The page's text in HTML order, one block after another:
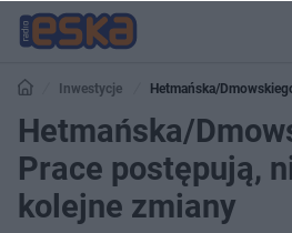
Inwestycje
Hetmańska/
kolejne zmiany
Hetmańska/
Prace postępują,
kolejne zmiany